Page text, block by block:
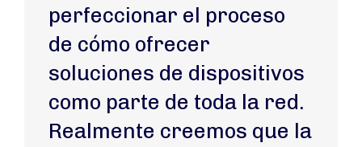
perfeccionar el proceso
de cómo ofrecer
soluciones de dispositivos
como parte de toda la red.
Realmente creemos que la